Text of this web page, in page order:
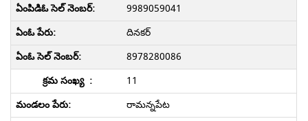
9989059041
దినకర్
8978280086
11
రామన్నపేట